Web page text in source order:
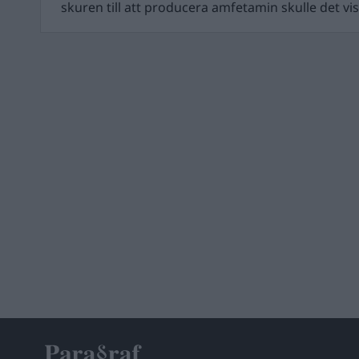
skuren till att producera amfetamin skulle det